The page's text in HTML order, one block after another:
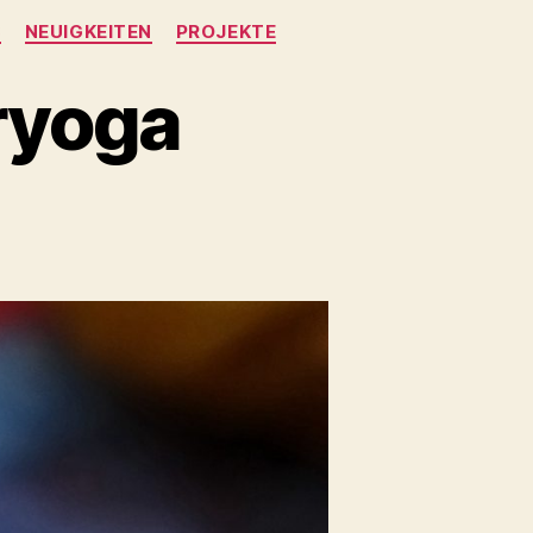
NEUIGKEITEN PROJEKTE